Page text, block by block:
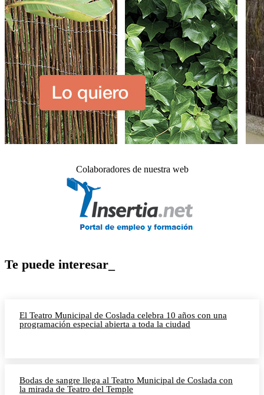
Colaboradores de nuestra web
Te puede interesar_
El Teatro Municipal de Coslada celebra 10 años con una
programación especial abierta a toda la ciudad
Bodas de sangre llega al Teatro Municipal de Coslada con
la mirada de Teatro del Temple